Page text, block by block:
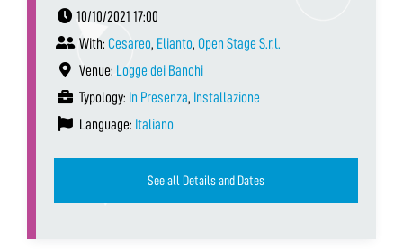
10/10/2021 17:00
With: Cesareo, Elianto, Open Stage S.r.l.
Venue: Logge dei Banchi
Typology: In Presenza, Installazione
Language: Italiano
See all Details and Dates